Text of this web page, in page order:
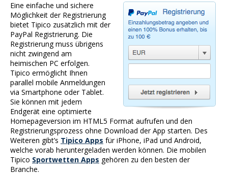
Eine einfache und sichere
Möglichkeit der Registrierung
bietet Tipico zusätzlich mit der
PayPal Registrierung. Die
Registrierung muss übrigens
nicht zwingend am
heimischen PC erfolgen.
Tipico ermöglicht Ihnen
parallel mobile Anmeldungen
via Smartphone oder Tablet.
Sie können mit jedem
Endgerät eine optimierte
Homepageversion im HTML5 Format aufrufen und den
Registrierungsprozess ohne Download der App starten. Des
Weiteren gibt’s Tipico Apps für iPhone, iPad und Android,
welche vorab heruntergeladen werden können. Die mobilen
Tipico Sportwetten Apps gehören zu den besten der
Branche.